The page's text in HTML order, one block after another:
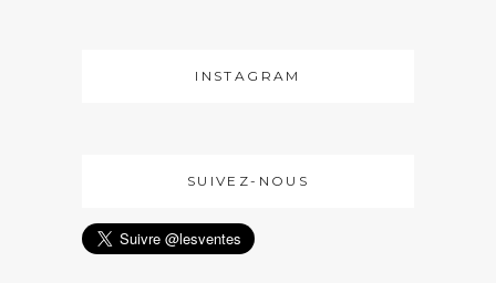
INSTAGRAM
SUIVEZ-NOUS